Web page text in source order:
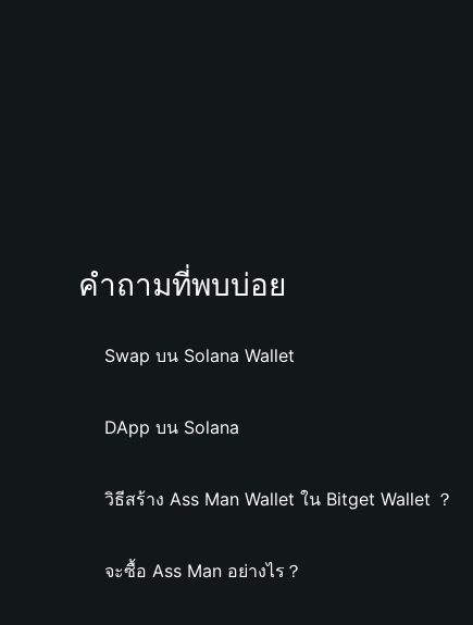
คำถามที่พบบ่อย
Swap บน Solana Wallet
DApp บน Solana
วิธีสร้าง Ass Man Wallet ใน Bitget Wallet ？
จะซื้อ Ass Man อย่างไร？